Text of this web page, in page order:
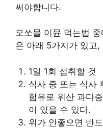
써야합니다.
오쏘몰 이뮨 먹는법
은 아래 5가지가 있고,
1일 1회 섭취할 것
식사 중 또는 식사
함유로 위산 과다
이 있을 수 있다.
위가 안좋으면 반